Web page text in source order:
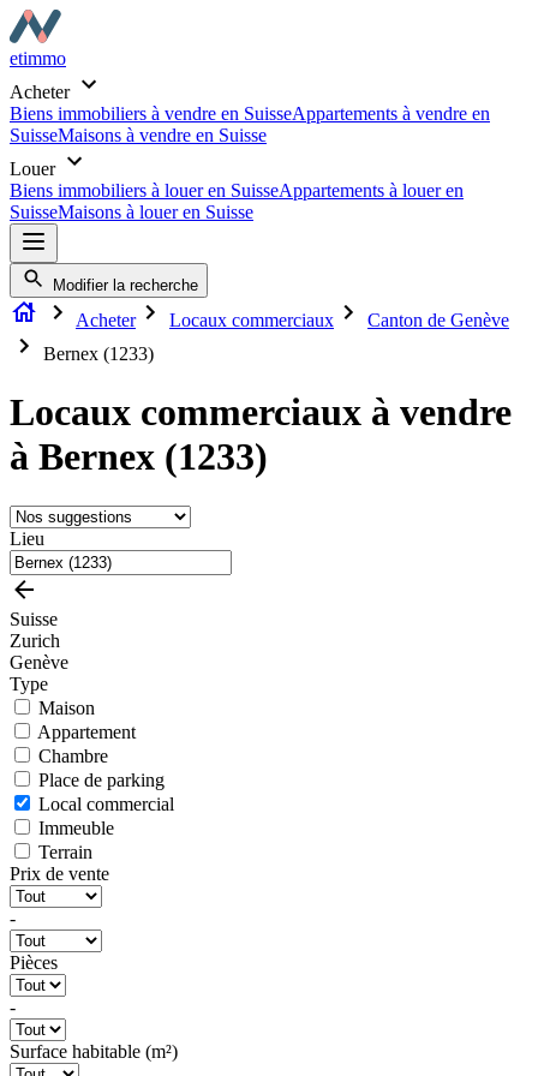
etimmo
Acheter
Biens immobiliers à vendre en SuisseAppartements à vendre en
SuisseMaisons à vendre en Suisse
Louer
Biens immobiliers à louer en SuisseAppartements à louer en
SuisseMaisons à louer en Suisse
Modifier la recherche
Acheter Locaux commerciaux
Canton de Genève
Bernex (1233)
Locaux commerciaux à vendre
à Bernex (1233)
Lieu
Suisse
Zurich
Genève
Type
Maison
Appartement
Chambre
Place de parking
Local commercial
Immeuble
Terrain
Prix de vente
-
Pièces
-
Surface habitable (m²)